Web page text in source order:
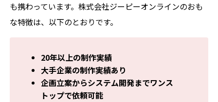
も携わっています。株式会社ジーピーオンラインのおも
な特徴は、以下のとおりです。
20年以上の制作実績
大手企業の制作実績あり
企画立案からシステム開発までワンス
トップで依頼可能